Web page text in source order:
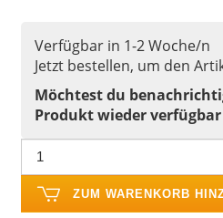
Verfügbar in 1-2 Woche/n
Jetzt bestellen, um den
Möchtest du
Produkt wieder
ZUM WARENKORB